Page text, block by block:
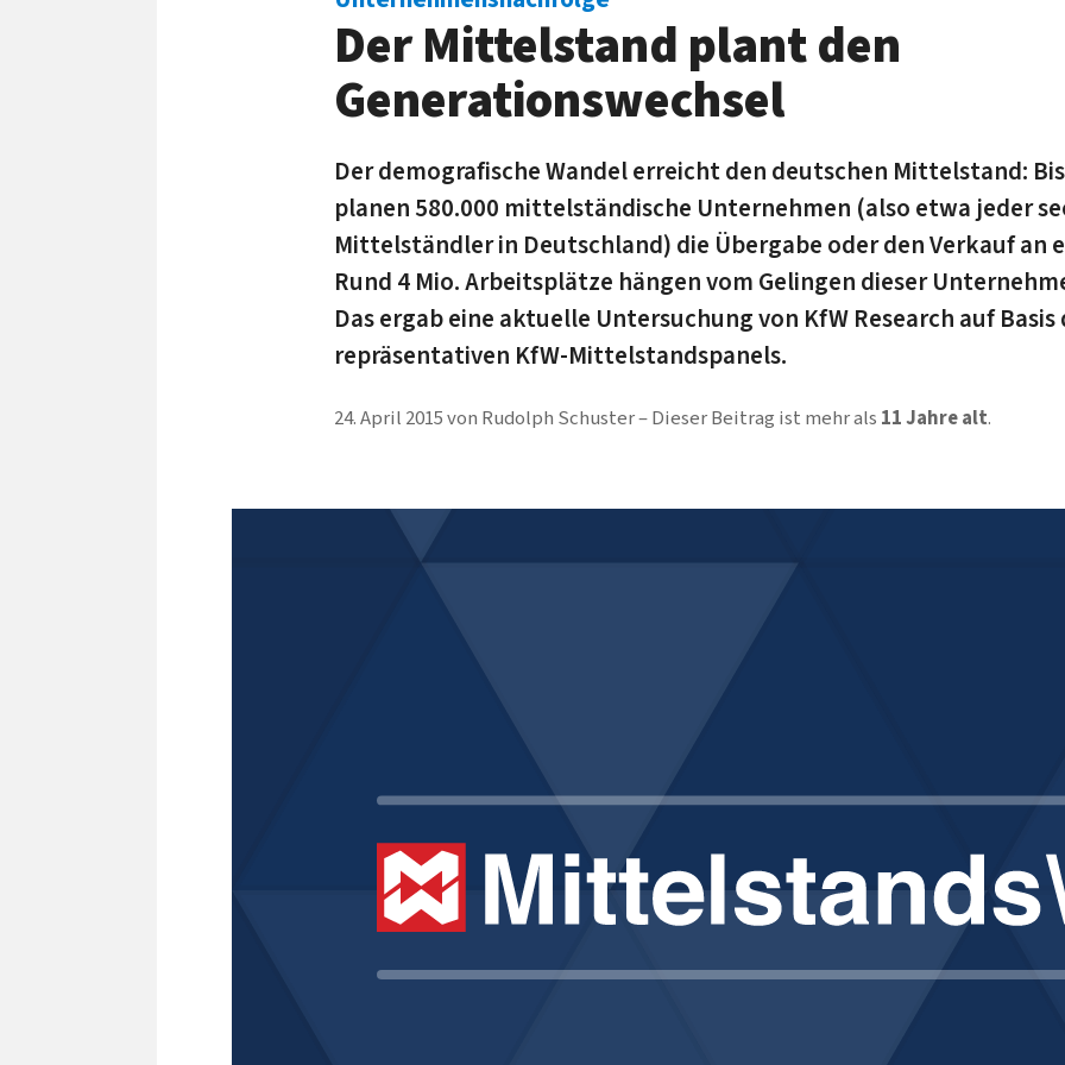
Der Mittelstand plant den
Generationswechsel
Der demografische Wandel erreicht den deutschen Mittelstand:
planen 580.000 mittelständische Unternehmen (also etwa jeder
Mittelständler in Deutschland) die Übergabe oder den Verkauf an
Rund 4 Mio. Arbeitsplätze hängen vom Gelingen dieser
Das ergab eine aktuelle Untersuchung von KfW Research auf Basis
repräsentativen KfW-Mittelstandspanels.
24. April 2015von Rudolph Schuster Dieser Beitrag ist mehr als 11 Jahre alt.